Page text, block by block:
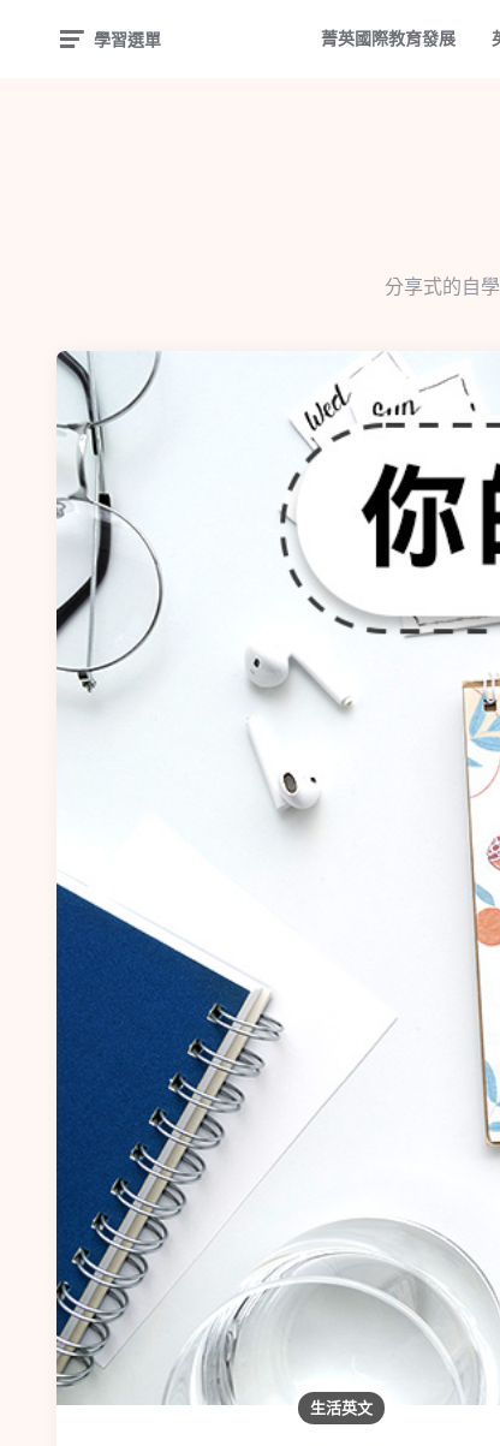
學習選單 菁英國際教育發展
分享式的自
生活英文